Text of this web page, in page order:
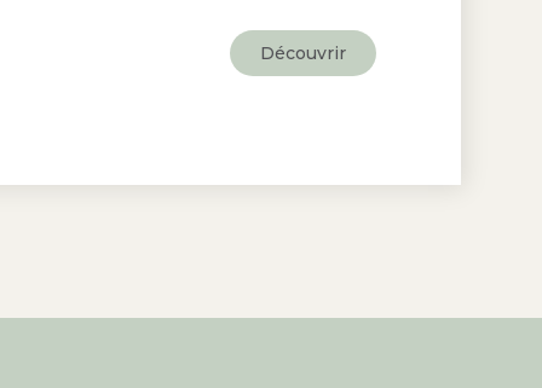
des commerces et des transports en
une distribution optimisable grâce
dans l'ancienne cuisine de plus de 9
Découvrir